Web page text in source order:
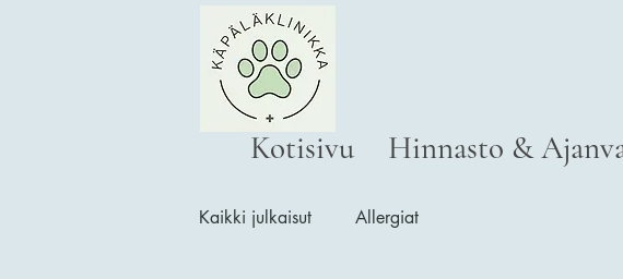
Kotisivu Hinnasto &
Kaikki julkaisut Allergiat